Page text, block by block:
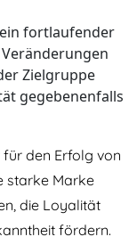
fortlaufender
Zielgruppe
gegebenenfalls
den Erfolg von
starke Marke
die Loyalität
fördern.